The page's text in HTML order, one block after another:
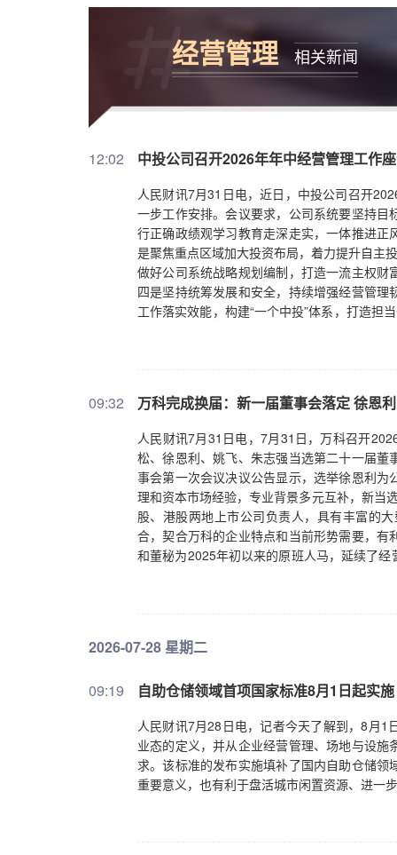
经营管理 相关新闻
12:02 中投公司召开2026年年中经营管理工作
人民财讯7月31日电，近日，中投公司召开
一步工作安排。会议要求，公司系统要坚持
行正确政绩观学习教育走深走实，一体推进
是聚焦重点区域加大投资布局，着力提升自主
做好公司系统战略规划编制，打造一流主权
四是坚持统筹发展和安全，持续增强经营管
工作落实效能，构建“一个中投”体系，打造担
09:32 万科完成换届：新一届董事会落定 徐恩
人民财讯7月31日电，7月31日，万科召开
松、徐恩利、姚飞、朱志强当选第二十一届
事会第一次会议决议公告显示，选举徐恩利
理和资本市场经验，专业背景多元互补，新当
股、港股两地上市公司负责人，具有丰富的
合，契合万科的企业特点和当前形势需要，
和董秘为2025年初以来的原班人马，延续了
地。同时，在债务方面，积极探索多元市场
营、费用管控等方面取得阶段性进展，但受
质保量完成下半年交付任务。（人民财讯）
2026-07-28 星期二
09:19 自助仓储领域首项国家标准8月1日起实施
人民财讯7月28日电，记者今天了解到，8月1
业态的定义，并从企业经营管理、场地与设
求。该标准的发布实施填补了国内自助仓储
重要意义，也有利于盘活城市闲置资源、进一